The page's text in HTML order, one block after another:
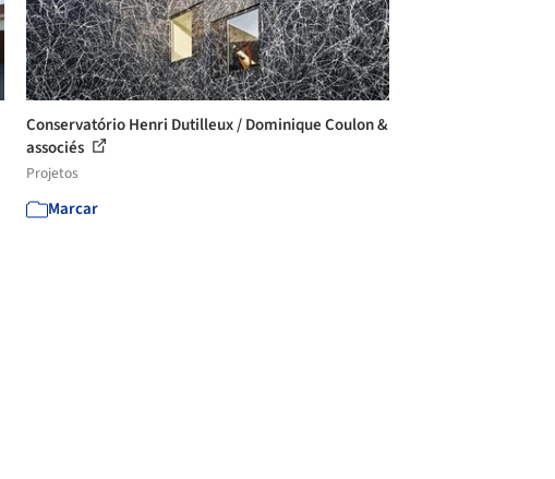
Conservatório Henri Dutilleux / Dominique Coulon &
associés
Projetos
Marcar